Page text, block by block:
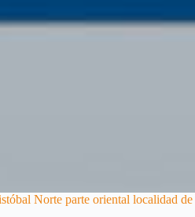
Norte parte oriental localidad